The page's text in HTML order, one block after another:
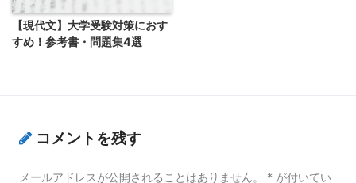
【現代文】大学受験対策におす
すめ！参考書・問題集4選
コメントを残す
メールアドレスが公開されることはありません。 * が付いてい